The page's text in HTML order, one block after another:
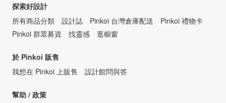
探索好設計
所有商品分類
設計誌 Pinkoi 台灣倉庫配送
Pinkoi 禮物卡
Pinkoi 群眾募資
找靈感 逛櫥窗
於 Pinkoi 販售
我想在 Pinkoi 上販售
設計館問與答
幫助 / 政策